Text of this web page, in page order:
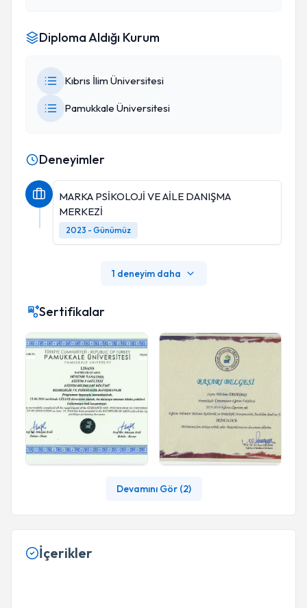
Diploma Aldığı Kurum
Kıbrıs İlim Üniversitesi
Pamukkale Üniversitesi
Deneyimler
MARKA PSİKOLOJİ VE AİLE DANIŞMA
MERKEZİ
2023 - Günümüz
1 deneyim daha
Sertifikalar
Devamını Gör (2)
İçerikler